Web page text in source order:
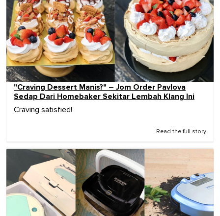
"Craving Dessert Manis?" – Jom Order Pavlova
Sedap Dari Homebaker Sekitar Lembah Klang Ini
Craving satisfied!
Read the full story